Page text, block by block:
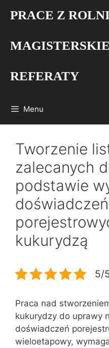
PRACE Z
REFERATY
Menu
Tworzenie
zalecanych
podstawie
doświadczeń
kukurydzą
5/
Praca nad
kukurydzy do uprawy
doświadczeń
wieloetapowy,